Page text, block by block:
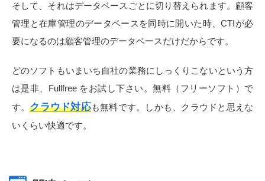
そして、それはデータベースごとに切り替えられます。顧客
管理と在庫管理のデータベースを同時に開いた時、CTIが必
要になるのは顧客管理のデータベースだけだからです。
どのソフトもいまいち自社の業務にしっくりこないという方
は是非、Fullfree をお試し下さい。無料（フリーソフト）で
す。クラウド対応も無料です。しかも、クラウドと思えな
いくらい快適です。